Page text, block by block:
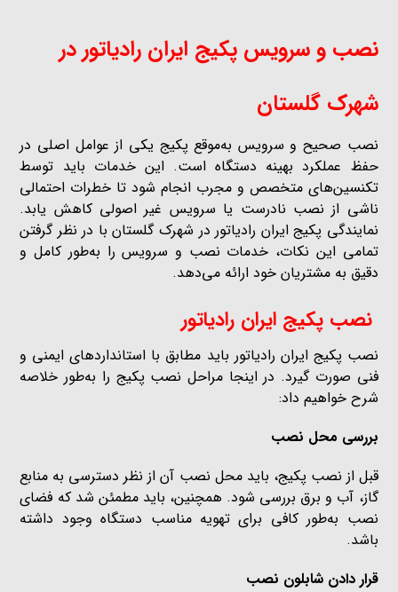
نصب و سرویس پکیج ایران رادیاتور در
شهرک گلستان
نصب صحیح و سرویس به‌موقع پکیج یکی از عوامل اصلی در
حفظ عملکرد بهینه دستگاه است. این خدمات باید توسط
تکنسین‌های متخصص و مجرب انجام شود تا خطرات احتمالی
ناشی از نصب نادرست یا سرویس غیر اصولی کاهش یابد.
نمایندگی پکیج ایران رادیاتور در شهرک گلستان با در نظر گرفتن
تمامی این نکات، خدمات نصب و سرویس را به‌طور کامل و
دقیق به مشتریان خود ارائه می‌دهد.
نصب پکیج ایران رادیاتور
نصب پکیج ایران رادیاتور باید مطابق با استانداردهای ایمنی و
فنی صورت گیرد. در اینجا مراحل نصب پکیج را به‌طور خلاصه
شرح خواهیم داد:
بررسی محل نصب
قبل از نصب پکیج، باید محل نصب آن از نظر دسترسی به منابع
گاز، آب و برق بررسی شود. همچنین، باید مطمئن شد که فضای
نصب به‌طور کافی برای تهویه مناسب دستگاه وجود داشته
باشد.
قرار دادن شابلون نصب